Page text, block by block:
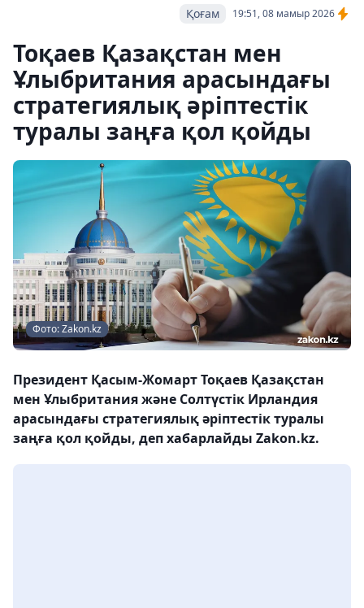
19:51, 08 мамыр 2026
Қоғам
Тоқаев Қазақстан мен
Ұлыбритания арасындағы
стратегиялық әріптестік
туралы заңға қол қойды
Фото: Zakon.kz
Президент Қасым-Жомарт Тоқаев Қазақстан
мен Ұлыбритания және Солтүстік Ирландия
арасындағы стратегиялық әріптестік туралы
заңға қол қойды, деп хабарлайды Zakon.kz.